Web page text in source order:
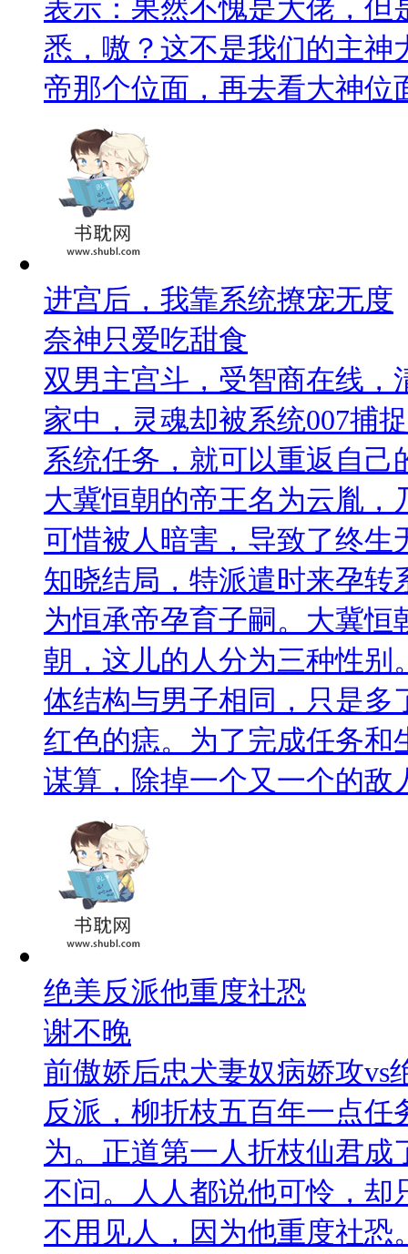
表示：果然不愧是大佬，
悉，嗷？这不是我们的主神
帝那个位面，再去看大神位
进宫后，我靠系统撩宠无度
奈神只爱吃甜食
双男主宫斗，受智商在线
家中，灵魂却被系统007捕
系统任务，就可以重返自
大冀恒朝的帝王名为云胤
可惜被人暗害，导致了终生
知晓结局，特派遣时来孕转
为恒承帝孕育子嗣。大冀
朝，这儿的人分为三种性别
体结构与男子相同，只是多
红色的痣。为了完成任务和
谋算，除掉一个又一个的敌
绝美反派他重度社恐
谢不晚
前傲娇后忠犬妻奴病娇攻vs
反派，柳折枝五百年一点
为。正道第一人折枝仙君
不问。人人都说他可怜，却
不用见人，因为他重度社恐